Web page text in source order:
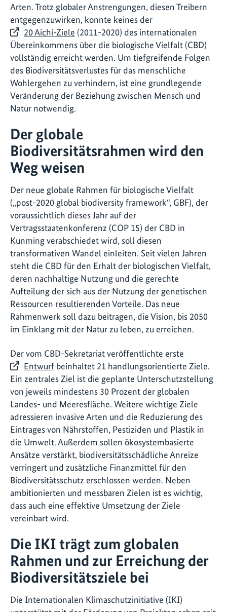
Arten. Trotz globaler Anstrengungen, diesen Treibern
entgegenzuwirken, konnte keines der
20 Aichi-Ziele (2011-2020) des internationalen
Übereinkommens über die biologische Vielfalt (CBD)
vollständig erreicht werden. Um tiefgreifende Folgen
des Biodiversitätsverlustes für das menschliche
Wohlergehen zu verhindern, ist eine grundlegende
Veränderung der Beziehung zwischen Mensch und
Natur notwendig.
Der globale
Biodiversitätsrahmen wird den
Weg weisen
Der neue globale Rahmen für biologische Vielfalt
(„post-2020 global biodiversity framework“, GBF), der
voraussichtlich dieses Jahr auf der
Vertragsstaatenkonferenz (COP 15) der CBD in
Kunming verabschiedet wird, soll diesen
transformativen Wandel einleiten. Seit vielen Jahren
steht die CBD für den Erhalt der biologischen Vielfalt,
deren nachhaltige Nutzung und die gerechte
Aufteilung der sich aus der Nutzung der genetischen
Ressourcen resultierenden Vorteile. Das neue
Rahmenwerk soll dazu beitragen, die Vision, bis 2050
im Einklang mit der Natur zu leben, zu erreichen.
Der vom CBD-Sekretariat veröffentlichte erste
Entwurf beinhaltet 21 handlungsorientierte Ziele.
Ein zentrales Ziel ist die geplante Unterschutzstellung
von jeweils mindestens 30 Prozent der globalen
Landes- und Meeresfläche. Weitere wichtige Ziele
adressieren invasive Arten und die Reduzierung des
Eintrages von Nährstoffen, Pestiziden und Plastik in
die Umwelt. Außerdem sollen ökosystembasierte
Ansätze verstärkt, biodiversitätsschädliche Anreize
verringert und zusätzliche Finanzmittel für den
Biodiversitätsschutz erschlossen werden. Neben
ambitionierten und messbaren Zielen ist es wichtig,
dass auch eine effektive Umsetzung der Ziele
vereinbart wird.
Die IKI trägt zum globalen
Rahmen und zur Erreichung der
Biodiversitätsziele bei
Die Internationalen Klimaschutzinitiative (IKI)